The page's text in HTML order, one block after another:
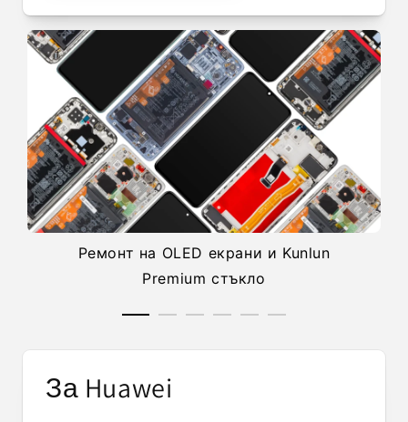
Ремонт на OLED екрани и Kunlun
Premium стъкло
За Huawei